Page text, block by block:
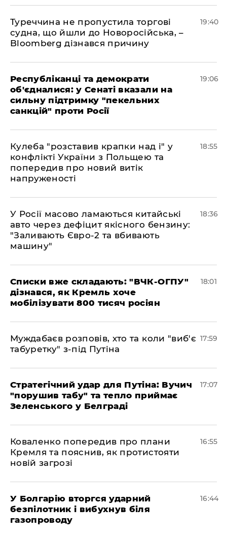
Туреччина не пропустила торгові
судна, що йшли до Новоросійська, –
Bloomberg дізнався причину
19:40
Республіканці та демократи
об'єдналися: у Сенаті вказали на
сильну підтримку "пекельних
санкцій" проти Росії
19:06
Кулеба "розставив крапки над і" у
конфлікті України з Польщею та
попередив про новий витік
напруженості
18:55
У Росії масово ламаються китайські
авто через дефіцит якісного бензину:
"Заливають Євро-2 та вбивають
машину"
18:36
Списки вже складають: "ВЧК-ОГПУ"
дізнався, як Кремль хоче
мобілізувати 800 тисяч росіян
18:01
Муждабаєв розповів, хто та коли "виб'є
табуретку" з-під Путіна
17:59
Стратегічний удар для Путіна: Вучич
"порушив табу" та тепло приймає
Зеленського у Белграді
17:07
Коваленко попередив про плани
Кремля та пояснив, як протистояти
новій загрозі
16:55
У Болгарію вторгся ударний
безпілотник і вибухнув біля
газопроводу
16:44